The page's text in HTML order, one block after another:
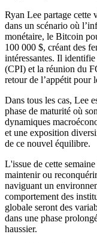
Ryan Lee partage cette
dans un scénario où
monétaire, le Bitcoin
100 000 $, créant des
intéressantes. Il
(CPI) et la réunion du
retour de l’appétit pour
Dans tous les cas, Lee
phase de maturité où
dynamiques
et une exposition
de ce nouvel équilibre.
L'issue de cette
maintenir ou
naviguant un
comportement des
globale seront des
dans une phase
haussier.